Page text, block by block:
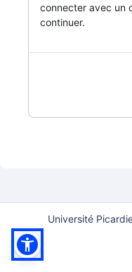
connecter avec un
continuer.
Université